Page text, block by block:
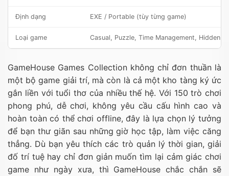
Định dạng EXE / Portable (tùy từng game)
Loại game Casual, Puzzle, Time Management, Hidden
GameHouse Games Collection không chỉ đơn thuần là
một bộ game giải trí, mà còn là cả một kho tàng ký ức
gắn liền với tuổi thơ của nhiều thế hệ. Với 150 trò chơi
phong phú, dễ chơi, không yêu cầu cấu hình cao và
hoàn toàn có thể chơi offline, đây là lựa chọn lý tưởng
để bạn thư giãn sau những giờ học tập, làm việc căng
thẳng. Dù bạn yêu thích các trò quản lý thời gian, giải
đố trí tuệ hay chỉ đơn giản muốn tìm lại cảm giác chơi
game như ngày xưa, thì GameHouse chắc chắn sẽ